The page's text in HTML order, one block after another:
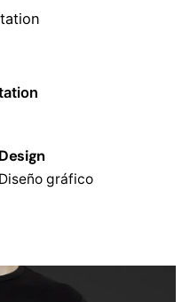
Design
Diseño gráfico